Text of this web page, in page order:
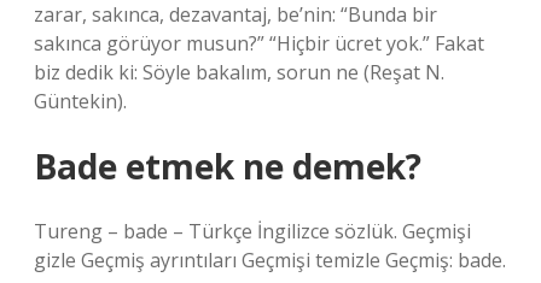
zarar, sakınca, dezavantaj, be’nin: “Bunda bir
sakınca görüyor musun?” “Hiçbir ücret yok.” Fakat
biz dedik ki: Söyle bakalım, sorun ne (Reşat N.
Güntekin).
Bade etmek ne demek?
Tureng – bade – Türkçe İngilizce sözlük. Geçmişi
gizle Geçmiş ayrıntıları Geçmişi temizle Geçmiş: bade.